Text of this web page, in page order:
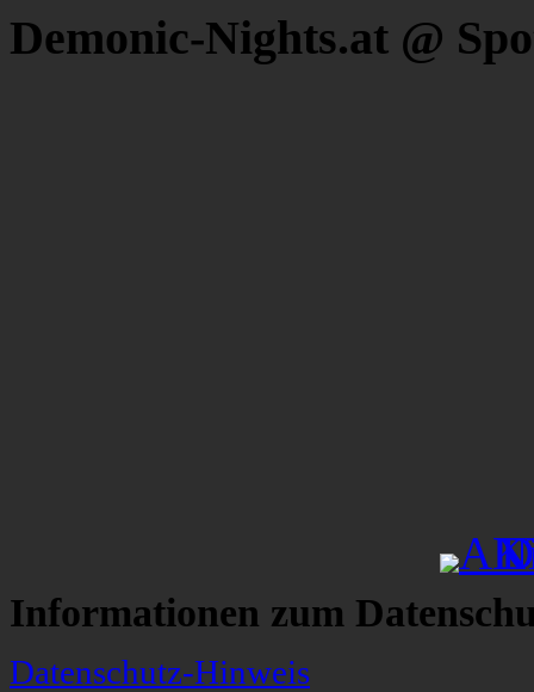
Demonic-Nights.at @
Informationen zum
Datenschutz-Hinweis